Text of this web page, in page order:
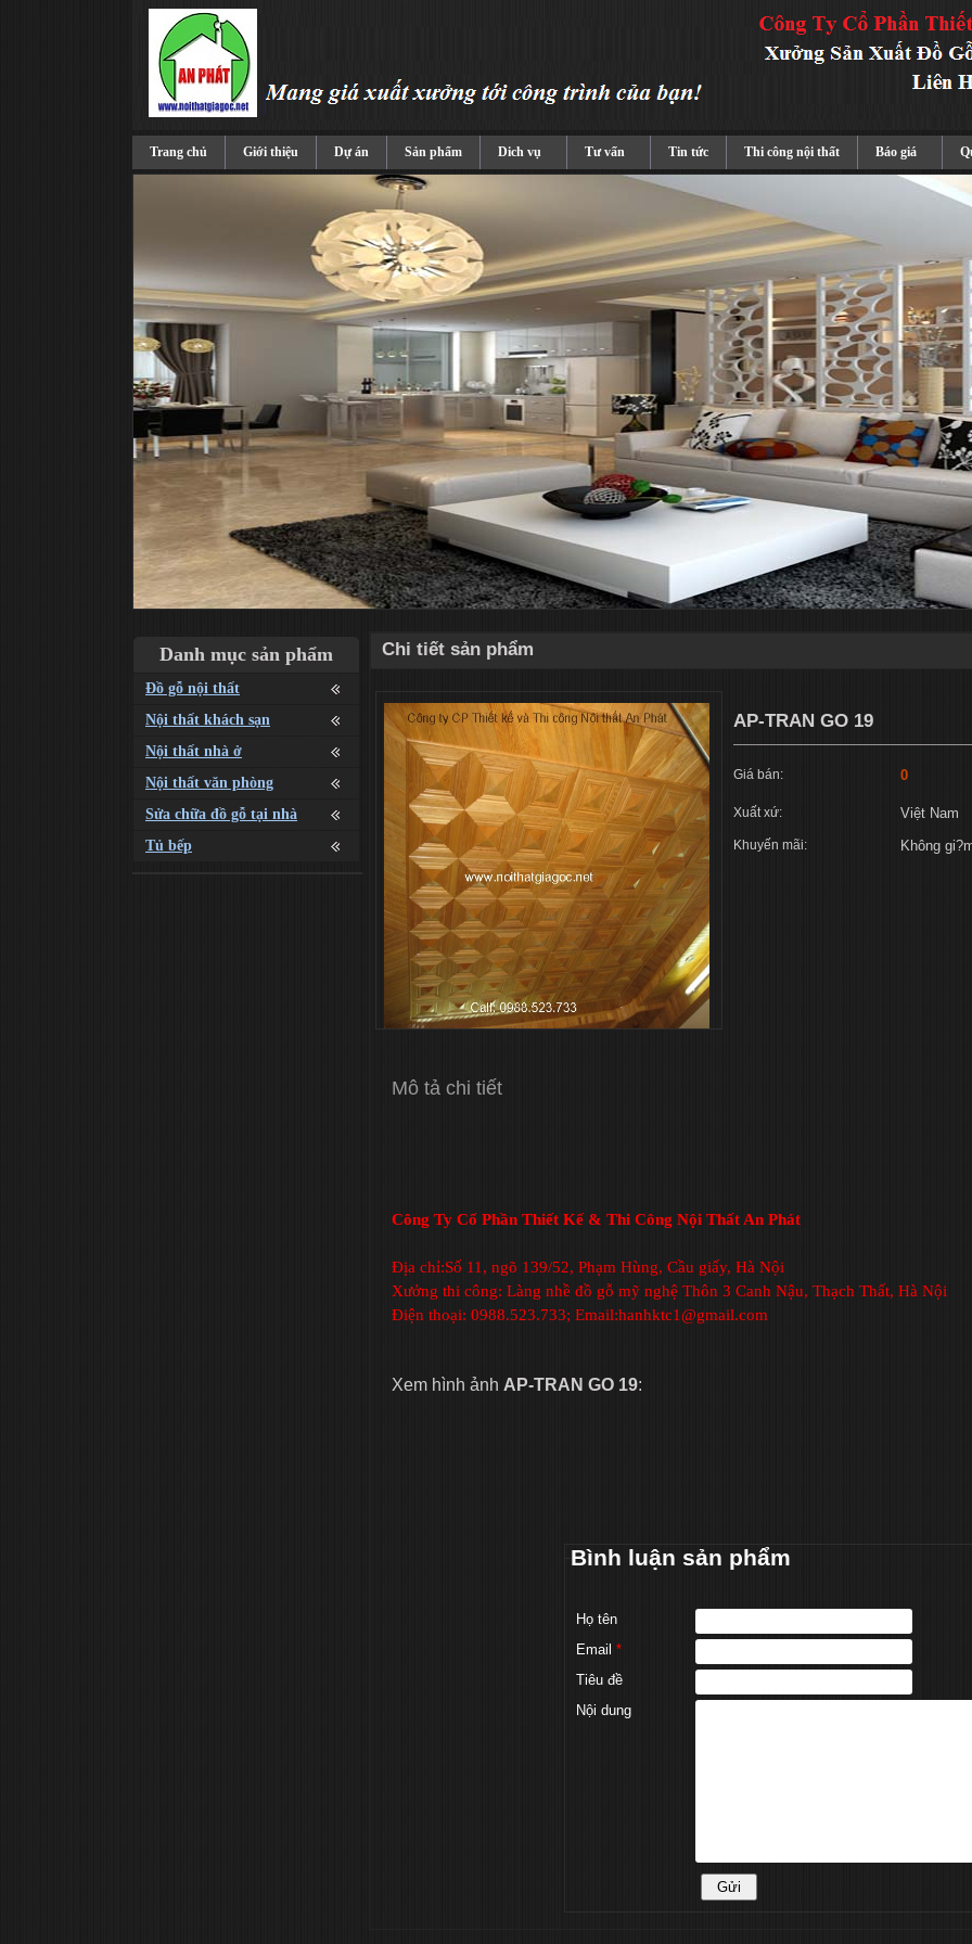
Trang chủ Giới thiệu Dự án Sản phẩm Dich vụ Tư vấn Tin tức Thi công nội thất Báo giá
Danh mục sản phẩm
Đồ gỗ nội thất
Nội thất khách sạn
Nội thất nhà ở
Nội thất văn phòng
Sửa chữa đồ gỗ tại nhà
Tủ bếp
Chi tiết sản phẩm
AP-TRAN GO 19
Giá bán: 0
Xuất xứ: Việt Nam
Khuyến mãi: Không
Mô tả chi tiết
Công Ty Cổ Phần Thiết Kế & Thi Công Nội Thất An Phát
Địa chỉ:Số 11, ngõ 139/52, Phạm Hùng, Cầu giấy, Hà Nội
Xưởng thi công: Làng nhề đồ gỗ mỹ nghệ Thôn 3 Canh Nậu, Thạch Thất, Hà Nội
Điện thoại: 0988.523.733; Email:hanhktc1@gmail.com
Xem hình ảnh AP-TRAN GO 19:
Bình luận sản phẩm
Họ tên
Email *
Tiêu đề
Nội dung